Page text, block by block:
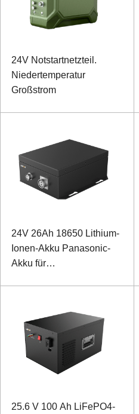
24V Notstartnetzteil.
Niedertemperatur
Großstrom
24V 26Ah 18650 Lithium-
Ionen-Akku Panasonic-
Akku für
25.6 V 100 Ah LiFePO4-